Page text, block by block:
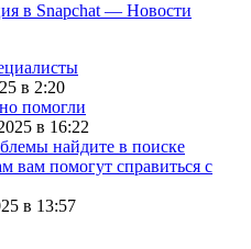
в Snapchat — Новости
в 2:20
помогли
в 16:22
найдите в поиске
вам помогут справиться с
в 13:57